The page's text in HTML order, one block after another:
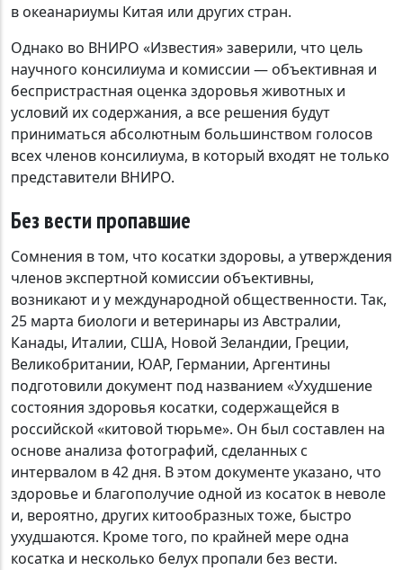
в океанариумы Китая или других стран.
Однако во ВНИРО «Известия» заверили, что цель
научного консилиума и комиссии — объективная и
беспристрастная оценка здоровья животных и
условий их содержания, а все решения будут
приниматься абсолютным большинством голосов
всех членов консилиума, в который входят не только
представители ВНИРО.
Без вести пропавшие
Сомнения в том, что косатки здоровы, а утверждения
членов экспертной комиссии объективны,
возникают и у международной общественности. Так,
25 марта биологи и ветеринары из Австралии,
Канады, Италии, США, Новой Зеландии, Греции,
Великобритании, ЮАР, Германии, Аргентины
подготовили документ под названием «Ухудшение
состояния здоровья косатки, содержащейся в
российской «китовой тюрьме». Он был составлен на
основе анализа фотографий, сделанных с
интервалом в 42 дня. В этом документе указано, что
здоровье и благополучие одной из косаток в неволе
и, вероятно, других китообразных тоже, быстро
ухудшаются. Кроме того, по крайней мере одна
косатка и несколько белух пропали без вести.